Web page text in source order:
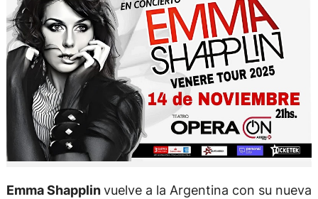
Emma Shapplinvuelve a la Argentina con su nueva